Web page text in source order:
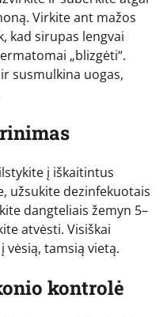
Virkite ant mažos
kad sirupas lengvai
„blizgėti“.
susmulkina uogas,
į iškaitintus
užsukite dezinfekuotais
dangteliais žemyn 5–
atvėsti. Visiškai
vėsią, tamsią vietą.
kontrolė